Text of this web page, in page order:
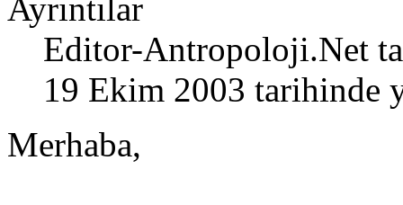
Ayrıntılar
Editor-Antropoloji.Net
19 Ekim 2003 tarihinde
Merhaba,